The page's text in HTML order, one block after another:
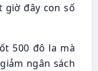
giờ đây con số
500 đô la mà
ngân sách